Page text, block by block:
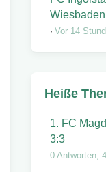
Vor 14
Heiße
1. FC
3:3
0 Antworten,